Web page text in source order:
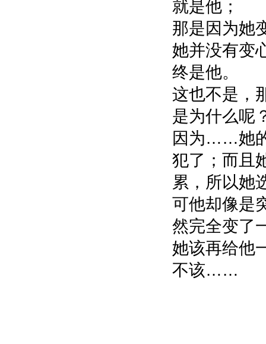
就是他；
那是因为她
她并没有变
终是他。
这也不是，
是为什么呢
因为……她
犯了；而且
累，所以她
可他却像是
然完全变了
她该再给他
不该……